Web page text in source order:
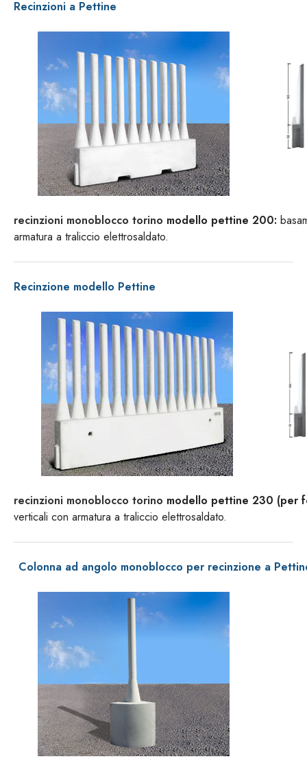
Recinzioni a Pettine
recinzioni monoblocco torino modello pettine 200:
armatura a traliccio elettrosaldato.
Recinzione modello Pettine
recinzioni monoblocco torino modello pettine 230 (per
verticali con armatura a traliccio elettrosaldato.
Colonna ad angolo monoblocco per recinzione a